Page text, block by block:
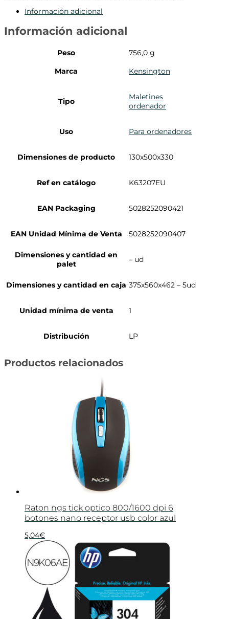
Información adicional
Información adicional
Peso
756,0 g
Marca
Kensington
Tipo
Maletines
ordenador
Uso Para ordenadores
Dimensiones de producto 130x500x330
Ref en catálogo K63207EU
EAN Packaging 5028252090421
EAN Unidad Mínima de Venta 5028252090407
Dimensiones y cantidad en
palet
– ud
Dimensiones y cantidad en caja 375x560x462 – 5ud
Unidad mínima de venta 1
Distribución LP
Productos relacionados
Raton ngs tick optico 800/1600 dpi 6
botones nano receptor usb color azul
5,04€